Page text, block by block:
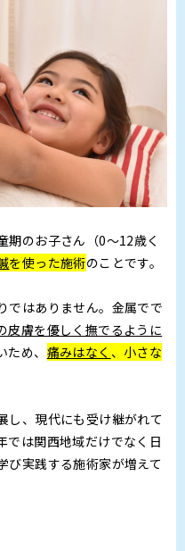
期のお子さん（0～12歳く
を使った施術のことです。
ではありません。金属でで
皮膚を優しく撫でるように
め、 痛みはなく 、小さな
し、現代にも受け継がれて
では関西地域だけでなく日
び実践する施術家が増えて